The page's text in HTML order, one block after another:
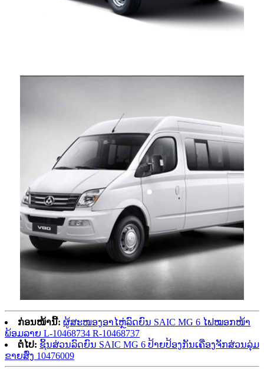
ກ່ອນໜ້ານີ້: ຜູ້ສະໜອງອາໄຫຼ່ລົດຍົນ SAIC MG 6 ໄຟໝອກໜ້າ
ພ້ອມລາຍ L-10468734 R-10468737
ຕໍ່ໄປ: ຊິ້ນສ່ວນລົດຍົນ SAIC MG 6 ປ້າຍປ້ອງກັນເຄື່ອງຈັກສ່ວນລຸ່ມ
ຂາຍສົ່ງ 10476009